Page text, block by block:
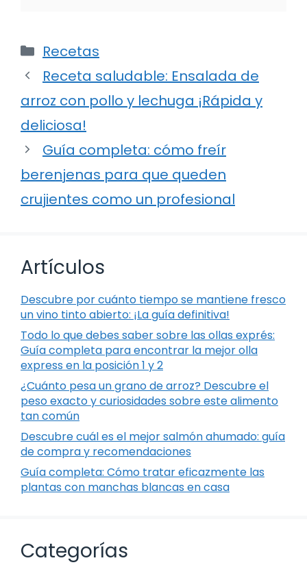
Categorías
Recetas
Receta saludable: Ensalada de
arroz con pollo y lechuga ¡Rápida y
deliciosa!
Guía completa: cómo freír
berenjenas para que queden
crujientes como un profesional
Artículos
Descubre por cuánto tiempo se mantiene fresco
un vino tinto abierto: ¡La guía definitiva!
Todo lo que debes saber sobre las ollas exprés:
Guía completa para encontrar la mejor olla
express en la posición 1 y 2
¿Cuánto pesa un grano de arroz? Descubre el
peso exacto y curiosidades sobre este alimento
tan común
Descubre cuál es el mejor salmón ahumado: guía
de compra y recomendaciones
Guía completa: Cómo tratar eficazmente las
plantas con manchas blancas en casa
Categorías